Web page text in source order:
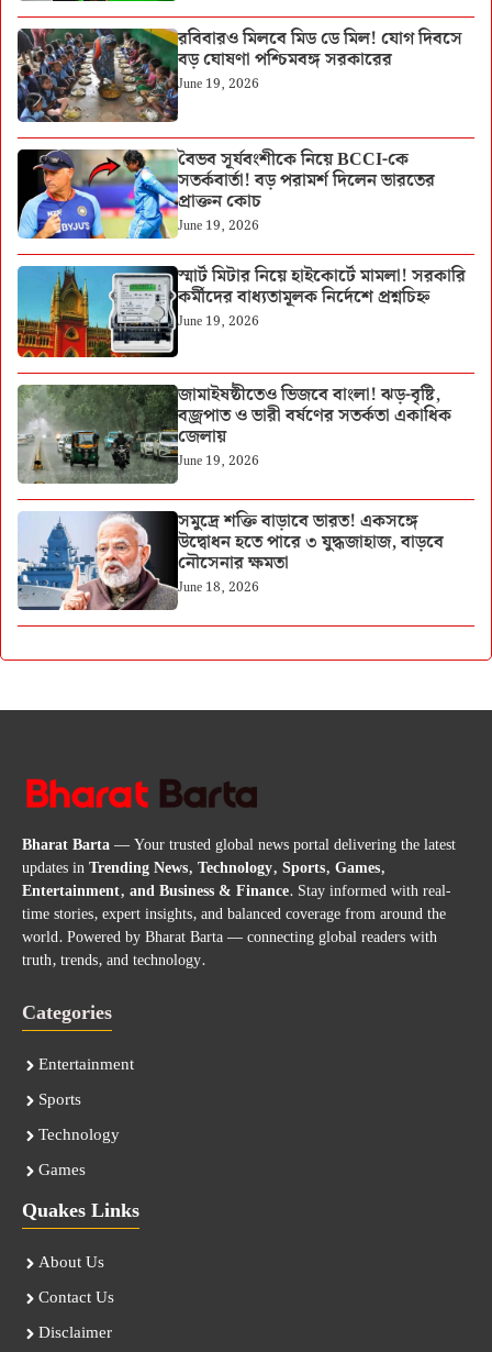
রবিবারও মিলবে মিড ডে মিল! যোগ দিবসে
বড় ঘোষণা পশ্চিমবঙ্গ সরকারের
June 19, 2026
বৈভব সূর্যবংশীকে নিয়ে BCCI-কে
সতর্কবার্তা! বড় পরামর্শ দিলেন ভারতের
প্রাক্তন কোচ
June 19, 2026
স্মার্ট মিটার নিয়ে হাইকোর্টে মামলা! সরকারি
কর্মীদের বাধ্যতামূলক নির্দেশে প্রশ্নচিহ্ন
June 19, 2026
জামাইষষ্ঠীতেও ভিজবে বাংলা! ঝড়-বৃষ্টি,
বজ্রপাত ও ভারী বর্ষণের সতর্কতা একাধিক
জেলায়
June 19, 2026
সমুদ্রে শক্তি বাড়াবে ভারত! একসঙ্গে
উদ্বোধন হতে পারে ৩ যুদ্ধজাহাজ, বাড়বে
নৌসেনার ক্ষমতা
June 18, 2026
Bharat Barta— Your trusted global news portal delivering the latest
updates inTrending News, Technology, Sports, Games,
Entertainment, and Business & Finance. Stay informed with real-
time stories, expert insights, and balanced coverage from around the
world. Powered by Bharat Barta — connecting global readers with
truth, trends, and technology.
Categories
Entertainment
Sports
Technology
Games
Quakes Links
About Us
Contact Us
Disclaimer